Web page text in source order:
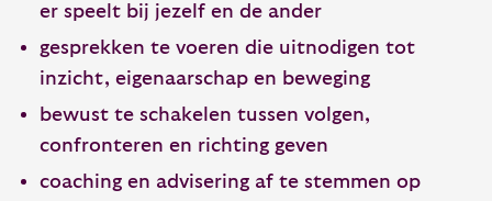
er speelt bij jezelf en de ander
gesprekken te voeren die uitnodigen tot
inzicht, eigenaarschap en beweging
bewust te schakelen tussen volgen,
confronteren en richting geven
coaching en advisering af te stemmen op